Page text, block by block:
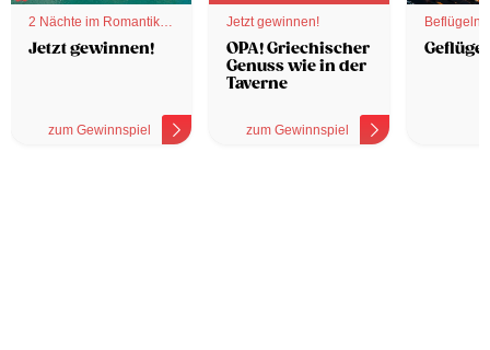
2 Nächte im Romantik
Hotel
Jetzt gewinnen!
zum Gewinnspiel
Jetzt gewinnen!
OPA! Griechischer
Genuss wie in der
Taverne
zum Gewinnspiel